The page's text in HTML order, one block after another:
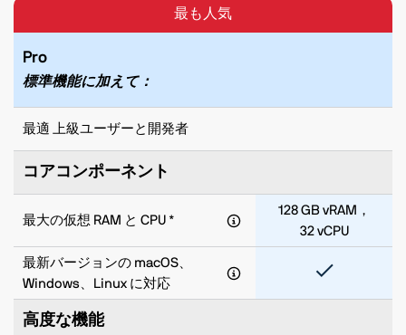
最も人気
Pro
標準機能に加えて：
最適 上級ユーザーと開発者
コアコンポーネント
最大の仮想 RAM と CPU *
128 GB vRAM，
32 vCPU
最新バージョンの macOS、
Windows、Linux に対応
高度な機能